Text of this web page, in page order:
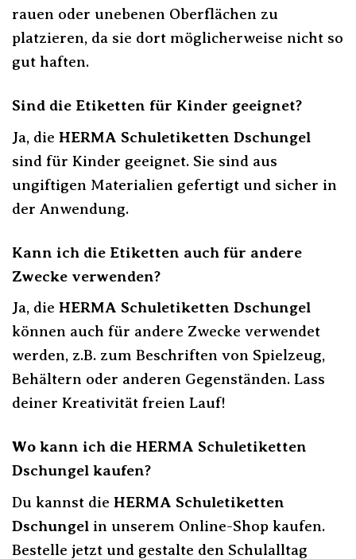
rauen oder unebenen Oberflächen zu
platzieren, da sie dort möglicherweise nicht so
gut haften.
Sind die Etiketten für Kinder geeignet?
Ja, die HERMA Schuletiketten Dschungel
sind für Kinder geeignet. Sie sind aus
ungiftigen Materialien gefertigt und sicher in
der Anwendung.
Kann ich die Etiketten auch für andere
Zwecke verwenden?
Ja, die HERMA Schuletiketten Dschungel
können auch für andere Zwecke verwendet
werden, z.B. zum Beschriften von Spielzeug,
Behältern oder anderen Gegenständen. Lass
deiner Kreativität freien Lauf!
Wo kann ich die HERMA Schuletiketten
Dschungel kaufen?
Du kannst die HERMA Schuletiketten
Dschungel in unserem Online-Shop kaufen.
Bestelle jetzt und gestalte den Schulalltag